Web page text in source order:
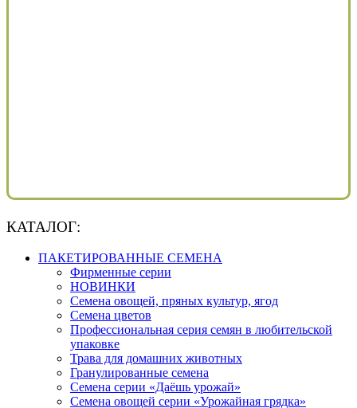
КАТАЛОГ:
ПАКЕТИРОВАННЫЕ СЕМЕНА
Фирменные серии
НОВИНКИ
Семена овощей, пряных культур, ягод
Семена цветов
Профессиональная серия семян в любительской
упаковке
Трава для домашних животных
Гранулированные семена
Семена серии «Даёшь урожай»
Семена овощей серии «Урожайная грядка»